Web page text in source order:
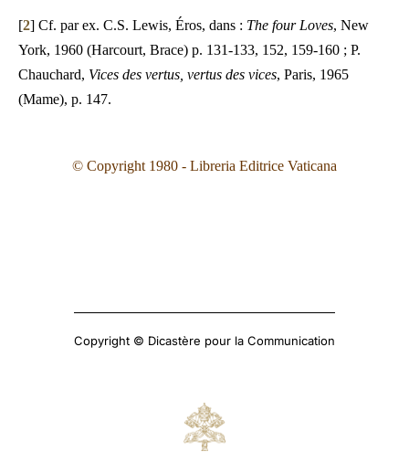
[2] Cf. par ex. C.S. Lewis, Éros, dans : The four Loves, New
York, 1960 (Harcourt, Brace) p. 131-133, 152, 159-160 ; P.
Chauchard, Vices des vertus, vertus des vices, Paris, 1965
(Mame), p. 147.
© Copyright 1980 - Libreria Editrice Vaticana
Copyright © Dicastère pour la Communication